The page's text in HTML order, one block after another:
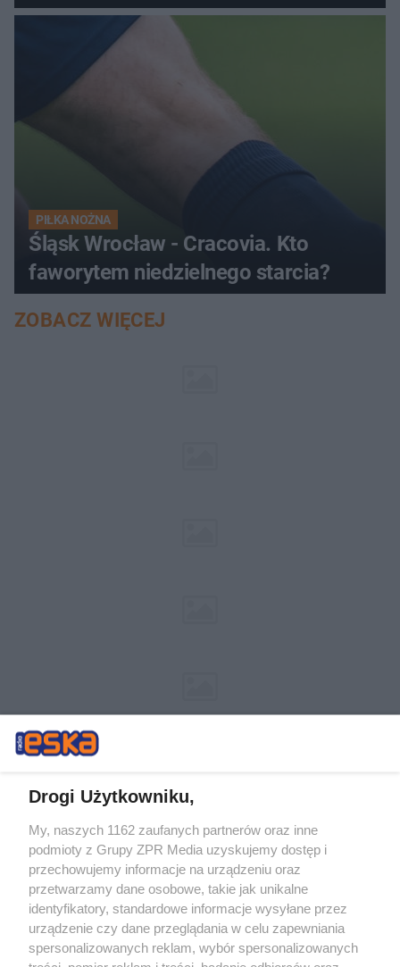
PIŁKA NOŻNA
Śląsk Wrocław - Cracovia. Kto
faworytem niedzielnego starcia?
ZOBACZ WIĘCEJ
Żaden utwór zamieszczony w serwisie nie może być powielany i
rozpowszechniany lub dalej rozpowszechniany w jakikolwiek sposób (w
tym także elektroniczny lub mechaniczny) na jakimkolwiek polu
eksploatacji w jakiejkolwiek formie, włącznie z umieszczaniem w
Internecie bez pisemnej zgody właściciela praw. Jakiekolwiek użycie lub
wykorzystanie utworów w całości lub w części z naruszeniem prawa,
tzn. bez właściwej zgody, jest zabronione pod groźbą kary i może być
ścigane prawnie.
Drogi Użytkowniku,
My, naszych 1162 zaufanych partnerów oraz inne
podmioty z Grupy ZPR Media uzyskujemy dostęp i
przechowujemy informacje na urządzeniu oraz
przetwarzamy dane osobowe, takie jak unikalne
identyfikatory, standardowe informacje wysyłane przez
urządzenie czy dane przeglądania w celu zapewniania
spersonalizowanych reklam, wybór spersonalizowanych